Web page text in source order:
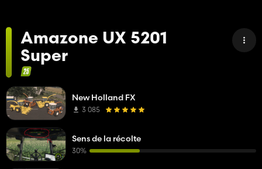
Amazone UX 5201
Super
New Holland FX
3 085
Sens de la récolte
30%